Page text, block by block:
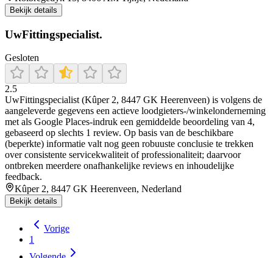
Bekijk details
UwFittingspecialist.
Gesloten
2.5
UwFittingspecialist (Kûper 2, 8447 GK Heerenveen) is volgens de
aangeleverde gegevens een actieve loodgieters-/winkelonderneming
met als Google Places-indruk een gemiddelde beoordeling van 4,
gebaseerd op slechts 1 review. Op basis van de beschikbare
(beperkte) informatie valt nog geen robuuste conclusie te trekken
over consistente servicekwaliteit of professionaliteit; daarvoor
ontbreken meerdere onafhankelijke reviews en inhoudelijke
feedback.
Kûper 2, 8447 GK Heerenveen, Nederland
Bekijk details
Vorige
1